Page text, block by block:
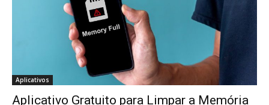
Aplicativos
Aplicativo Gratuito para Limpar a Memória